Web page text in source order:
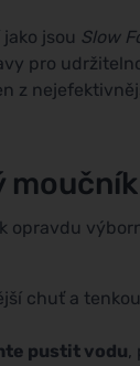
jsou Slow
pro
z
moučník
chuť a
pustit vodu,